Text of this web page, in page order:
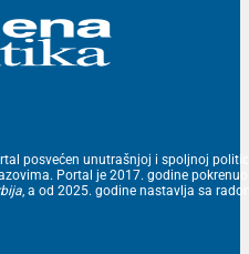
posvećen unutrašnjoj i spoljnoj
Portal je 2017. godine
, a od 2025. godine nastavlja sa